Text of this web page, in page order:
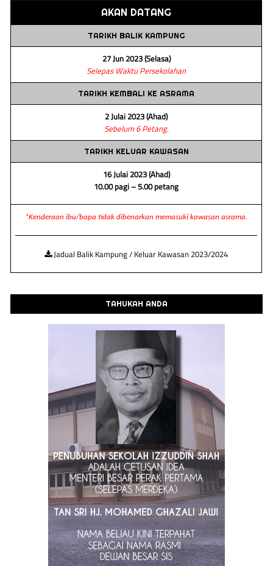
AKAN DATANG
TARIKH BALIK KAMPUNG
27 Jun 2023 (Selasa)
Selepas Waktu Persekolahan
TARIKH KEMBALI KE ASRAMA
2 Julai 2023 (Ahad)
Sebelum 6 Petang.
TARIKH KELUAR KAWASAN
16 Julai 2023 (Ahad)
10.00 pagi – 5.00 petang
*Kenderaan ibu/bapa tidak dibenarkan memasuki kawasan asrama.
Jadual Balik Kampung / Keluar Kawasan 2023/2024
TAHUKAH ANDA